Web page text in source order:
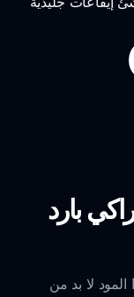
بارد
لا بد من